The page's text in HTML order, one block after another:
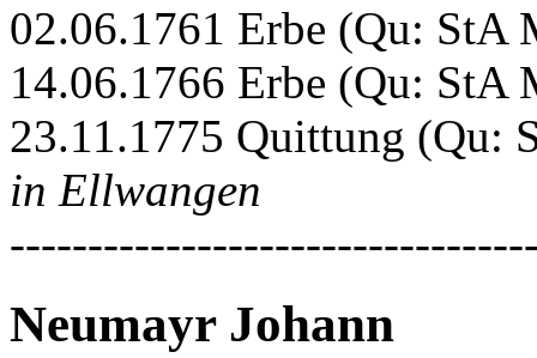
02.06.1761 Erbe (Qu: StA
14.06.1766 Erbe (Qu: StA
23.11.1775 Quittung (Qu:
in Ellwangen
Neumayr Johann